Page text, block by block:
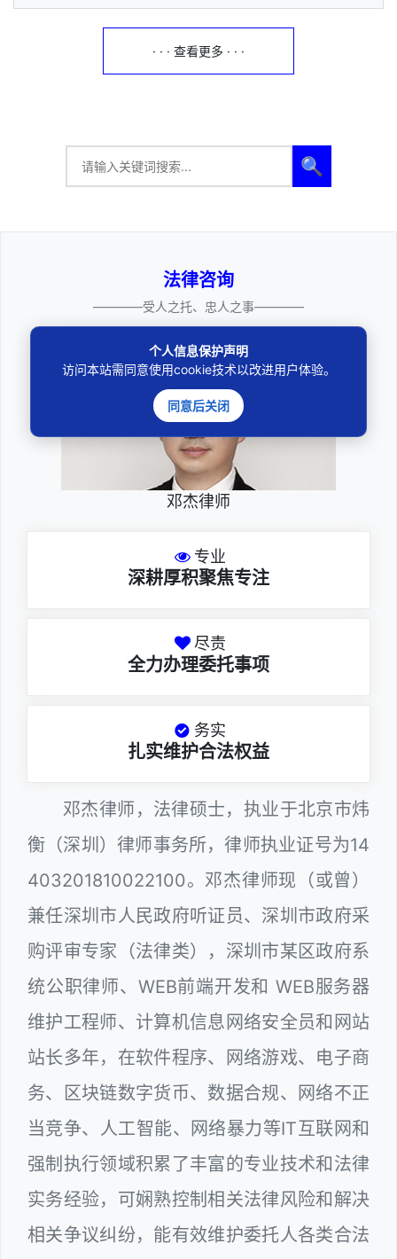
· · · 查看更多 · · ·
🔍
法律咨询
————受人之托、忠人之事————
邓杰律师
专业
深耕厚积聚焦专注
尽责
全力办理委托事项
务实
扎实维护合法权益
邓杰律师，法律硕士，执业于北京市炜
衡（深圳）律师事务所，律师执业证号为14
403201810022100。邓杰律师现（或曾）
兼任深圳市人民政府听证员、深圳市政府采
购评审专家（法律类），深圳市某区政府系
统公职律师、WEB前端开发和 WEB服务器
维护工程师、计算机信息网络安全员和网站
站长多年，在软件程序、网络游戏、电子商
务、区块链数字货币、数据合规、网络不正
当竞争、人工智能、网络暴力等IT互联网和
强制执行领域积累了丰富的专业技术和法律
实务经验，可娴熟控制相关法律风险和解决
相关争议纠纷，能有效维护委托人各类合法
个人信息保护声明
访问本站需同意使用cookie技术以改进用户体验。
同意后关闭